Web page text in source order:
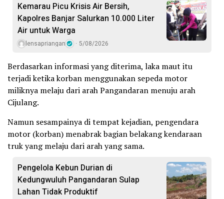
Kemarau Picu Krisis Air Bersih,
Kapolres Banjar Salurkan 10.000 Liter
Air untuk Warga
lensapriangan 5/08/2026
Berdasarkan informasi yang diterima, laka maut itu
terjadi ketika korban menggunakan sepeda motor
miliknya melaju dari arah Pangandaran menuju arah
Cijulang.
Namun sesampainya di tempat kejadian, pengendara
motor (korban) menabrak bagian belakang kendaraan
truk yang melaju dari arah yang sama.
Pengelola Kebun Durian di
Kedungwuluh Pangandaran Sulap
Lahan Tidak Produktif ‎